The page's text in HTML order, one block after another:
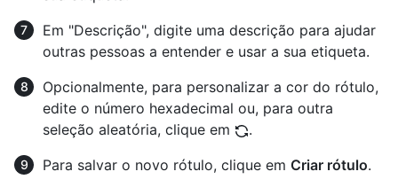
Em "Descrição", digite uma descrição para ajudar
outras pessoas a entender e usar a sua etiqueta.
Opcionalmente, para personalizar a cor do rótulo,
edite o número hexadecimal ou, para outra
seleção aleatória, clique em
.
Para salvar o novo rótulo, clique em Criar rótulo.